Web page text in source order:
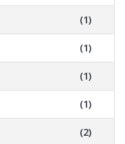
(1)
(1)
(1)
(1)
(2)